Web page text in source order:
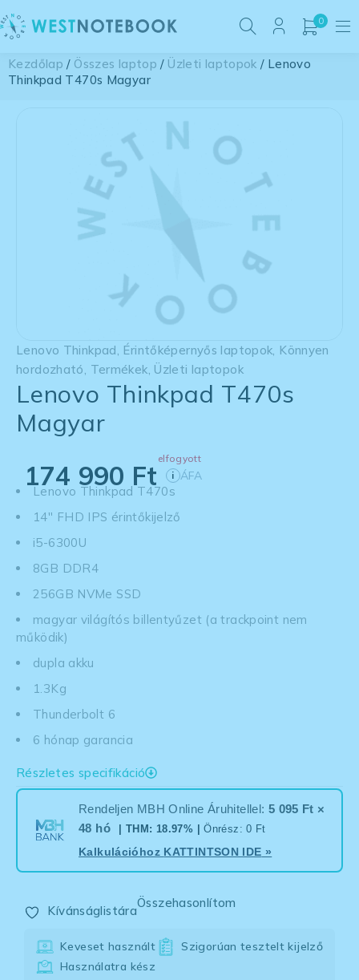
0
Kezdőlap / Összes laptop / Üzleti laptopok / Lenovo
Thinkpad T470s Magyar
Lenovo Thinkpad Érintőképernyős laptopok Könnyen
hordozható Termékek Üzleti laptopok
Lenovo Thinkpad T470s
Magyar
elfogyott
174 990 Ft i ÁFA
Lenovo Thinkpad T470s
14'' FHD IPS érintőkijelző
i5-6300U
8GB DDR4
256GB NVMe SSD
magyar világítós billentyűzet (a trackpoint nem
működik)
dupla akku
1.3Kg
Thunderbolt 6
6 hónap garancia
Részletes specifikáció
Rendeljen MBH Online Áruhitellel: 5 095 Ft ×
48 hó
| THM: 18.97% |Önrész: 0 Ft
Kalkulációhoz KATTINTSON IDE »
Kívánságlistára
Összehasonlítom
Keveset használt
Szigorúan tesztelt kijelző
Használatra kész